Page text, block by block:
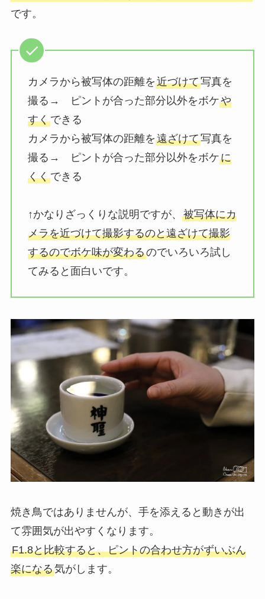
です。
カメラから被写体の距離を近づけて写真を
撮る→ ピントが合った部分以外をボケや
すくできる
カメラから被写体の距離を遠ざけて写真を
撮る→ ピントが合った部分以外をボケに
くくできる
↑かなりざっくりな説明ですが、 被写体にカ
メラを近づけて撮影するのと遠ざけて撮影
するのでボケ味が変わるのでいろいろ試し
てみると面白いです。
焼き鳥ではありませんが、手を添えると動きが出
て雰囲気が出やすくなります。
F1.8と比較すると、ピントの合わせ方がずいぶん
楽になる気がします。